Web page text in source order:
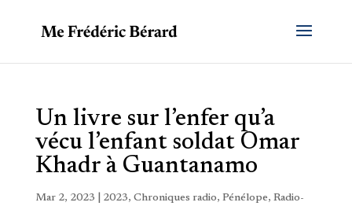
Un livre sur l’enfer qu’a
vécu l’enfant soldat Omar
Khadr à Guantanamo
Mar 2, 2023 2023, Chroniques radio, Pénélope, Radio-